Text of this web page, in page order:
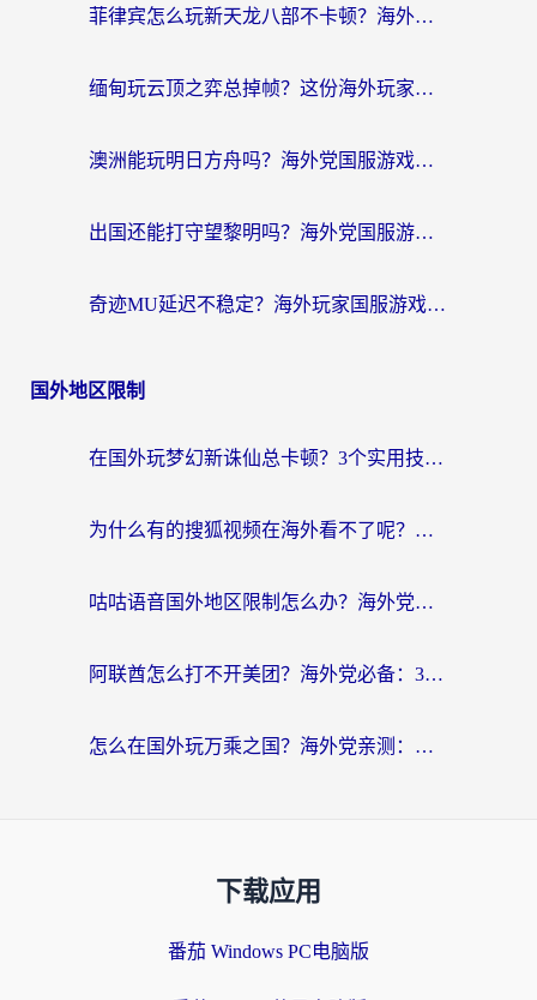
菲律宾怎么玩新天龙八部不卡顿？海外党国服游戏加速器终极指南（附欧洲国外玩家实测）
缅甸玩云顶之弈总掉帧？这份海外玩家专属加速器攻略帮你上分
澳洲能玩明日方舟吗？海外党国服游戏畅玩终极指南（附实用加速器选择技巧）
出国还能打守望黎明吗？海外党国服游戏不卡顿的终极解法
奇迹MU延迟不稳定？海外玩家国服游戏加速器终极指南：从卡顿到丝滑的秘密
国外地区限制
在国外玩梦幻新诛仙总卡顿？3个实用技巧解决海外党痛点（附回国加速器选择指南）
为什么有的搜狐视频在海外看不了呢？留学生亲测有效的回国加速攻略
咕咕语音国外地区限制怎么办？海外党必备的回国加速器选择指南（附音悦Tai、搜狐视频解决妙招）
阿联酋怎么打不开美团？海外党必备：3步解决回国追剧、看球、刷B站的全部烦恼
怎么在国外玩万乘之国？海外党亲测：突破限制的3个实用技巧
下载应用
番茄 Windows PC电脑版